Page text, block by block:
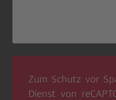
Zum Schutz vor
Dienst von